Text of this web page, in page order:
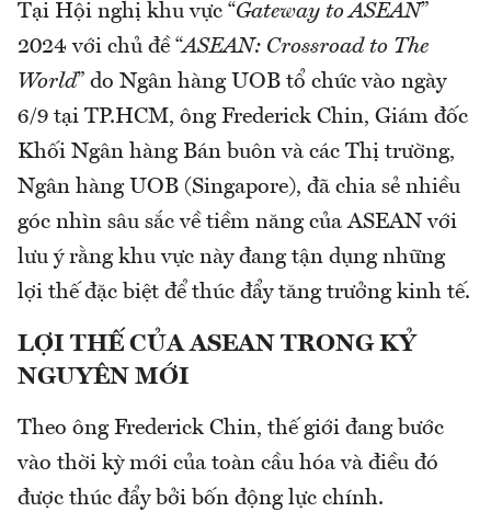
Tại Hội nghị khu vực “Gateway to ASEAN”
2024 với chủ đề “ASEAN: Crossroad to The
World” do Ngân hàng UOB tổ chức vào ngày
6/9 tại TP.HCM, ông Frederick Chin, Giám đốc
Khối Ngân hàng Bán buôn và các Thị trường,
Ngân hàng UOB (Singapore), đã chia sẻ nhiều
góc nhìn sâu sắc về tiềm năng của ASEAN với
lưu ý rằng khu vực này đang tận dụng những
lợi thế đặc biệt để thúc đẩy tăng trưởng kinh tế.
LỢI THẾ CỦA ASEAN TRONG KỶ
NGUYÊN MỚI
Theo ông Frederick Chin, thế giới đang bước
vào thời kỳ mới của toàn cầu hóa và điều đó
được thúc đẩy bởi bốn động lực chính.